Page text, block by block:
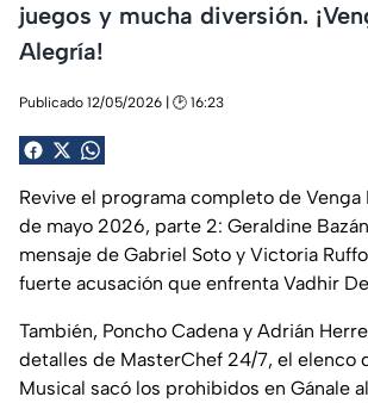
juegos y mucha diversión.
Alegría!
Publicado 12/05/2026 | 🕑 16:23
Revive el programa completo de Venga
de mayo 2026, parte 2: Geraldine
mensaje de Gabriel Soto y Victoria
fuerte acusación que enfrenta Vadhir
También, Poncho Cadena y Adrián
detalles de MasterChef 24/7, el elenco
Musical sacó los prohibidos en Gánale